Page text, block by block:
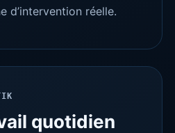
d’intervention réelle.
quotidien